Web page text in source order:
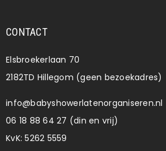
CONTACT
Elsbroekerlaan 70
2182TD Hillegom (geen bezoekadres)
info@babyshowerlatenorganiseren.nl
06 18 88 64 27 (din en vrij)
KvK: 5262 5559